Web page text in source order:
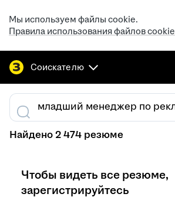
Мы используем файлы cookie.
Правила использования файлов cookie
Соискателю
Найдено 2 474 резюме
Чтобы видеть все резюме,
зарегистрируйтесь